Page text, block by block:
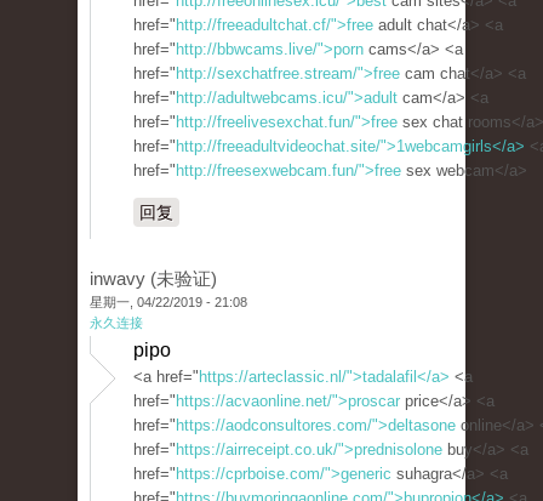
href=" http://freeadultchat.cf/">free adult chat</a> <a
href=" http://bbwcams.live/">porn cams</a> <a
href=" http://sexchatfree.stream/">free cam chat</a> <a
href=" http://adultwebcams.icu/">adult cam</a> <a
href=" http://freelivesexchat.fun/">free sex chat rooms</
href=" http://freeadultvideochat.site/">1webcamgirls</a>
href=" http://freesexwebcam.fun/">free sex webcam</a>
回复
inwavy (未验证)
星期一, 04/22/2019 - 21:08
永久连接
pipo
<a href=" https://arteclassic.nl/">tadalafil</a> <a
href=" https://acvaonline.net/">proscar price</a> <a
href=" https://aodconsultores.com/">deltasone online</a>
href=" https://airreceipt.co.uk/">prednisolone buy</a> <a
href=" https://cprboise.com/">generic suhagra</a> <a